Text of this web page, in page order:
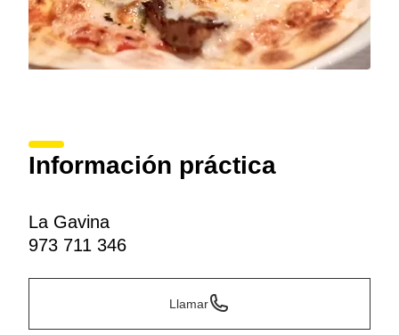
Información práctica
La Gavina
973 711 346
Llamar